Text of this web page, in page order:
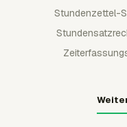
Stundenzettel-